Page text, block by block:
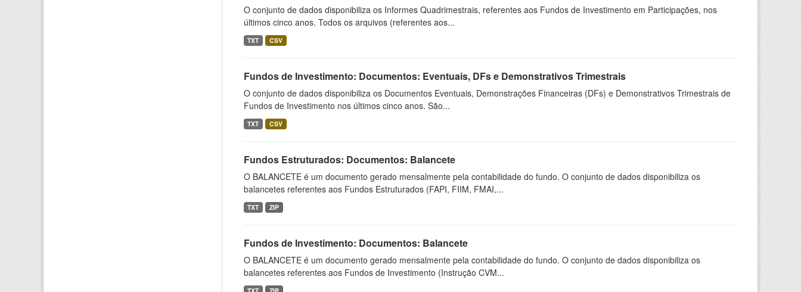
O conjunto de dados disponibiliza os Informes Quadrimestrais, referentes aos Fundos de Investimento em Participações, nos
últimos cinco anos. Todos os arquivos (referentes aos...
TXT CSV
Fundos de Investimento: Documentos: Eventuais, DFs e Demonstrativos Trimestrais
O conjunto de dados disponibiliza os Documentos Eventuais, Demonstrações Financeiras (DFs) e Demonstrativos Trimestrais de
Fundos de Investimento nos últimos cinco anos. São...
TXT CSV
Fundos Estruturados: Documentos: Balancete
O BALANCETE é um documento gerado mensalmente pela contabilidade do fundo. O conjunto de dados disponibiliza os
balancetes referentes aos Fundos Estruturados (FAPI, FIIM, FMAI,...
TXT ZIP
Fundos de Investimento: Documentos: Balancete
O BALANCETE é um documento gerado mensalmente pela contabilidade do fundo. O conjunto de dados disponibiliza os
balancetes referentes aos Fundos de Investimento (Instrução CVM...